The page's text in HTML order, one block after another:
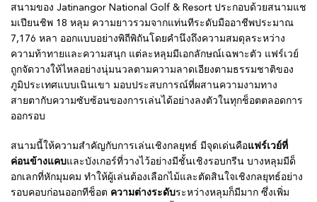
สนามของ Jatinangor National Golf & Resort ประกอบด้วยสนามแช
มเปียนชิพ 18 หลุม ความยาวรวมจากแท่นทีระดับมืออาชีพประมาณ
7,176 หลา ออกแบบอย่างพิถีพิถันโดยคำนึงถึงความสมดุลระหว่าง
ความท้าทายและความสนุก แต่ละหลุมมีเอกลักษณ์เฉพาะตัว แฟร์เวย์
ถูกจัดวางให้ไหลอย่างนุ่มนวลตามความลาดเอียงตามธรรมชาติของ
ภูมิประเทศแบบเนินเขา มอบประสบการณ์ที่ผสานความงามทาง
สายตากับความซับซ้อนของการเล่นได้อย่างลงตัวในทุกช็อตตลอดการ
ออกรอบ
สนามนี้ให้ความสำคัญกับการเล่นเชิงกลยุทธ์ มีจุดเด่นคือแฟร์เวย์ที่
ค่อนข้างแคบและบังเกอร์ที่วางไว้อย่างมีชั้นเชิงรอบกรีน บางหลุมมีด็
อกเลกที่หักมุมคม ทำให้ผู้เล่นต้องเลือกไม้และตัดสินใจเชิงกลยุทธ์อย่าง
รอบคอบก่อนออกทีช็อต ความต่างระดับระหว่างหลุมก็มีมาก ซึ่งเพิ่ม